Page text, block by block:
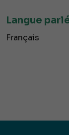
Langue
Français